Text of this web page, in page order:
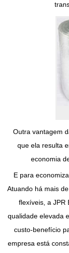
Outra vantagem
que ela resulta
economia
E para
Atuando há mais
flexíveis, a JPR
qualidade elevada
custo-benefício
empresa está